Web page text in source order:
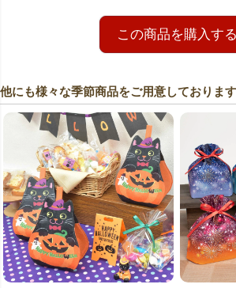
黄色のリボンとアーチ型の持ち手付きで、
春ギフトやノベルティに最適
プチギフトやお菓子の詰め合わせにぴった
春の販促や記念品ラッピングに幅広くご活
この商品を購入する
他にも様々な季節商品をご用意しております